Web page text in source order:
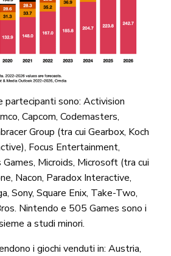
partecipanti sono: Activision
Capcom, Codemasters,
Group (tra cui Gearbox, Koch
Focus Entertainment,
Microids, Microsoft (tra cui
Nacon, Paradox Interactive,
Sony, Square Enix, Take-Two,
Nintendo e 505 Games sono i
a studi minori.
i giochi venduti in: Austria,